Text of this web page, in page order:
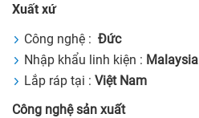
Xuất xứ
Công nghệ : Đức
Nhập khẩu linh kiện : Malaysia
Lắp ráp tại : Việt Nam
Công nghệ sản xuất